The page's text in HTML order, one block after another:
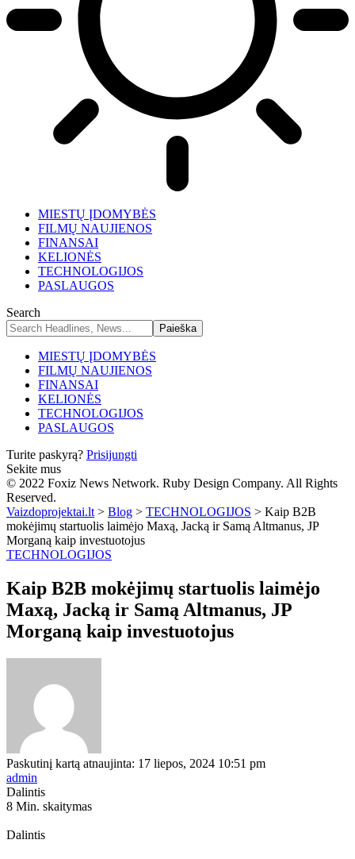
MIESTŲ ĮDOMYBĖS
FILMŲ NAUJIENOS
FINANSAI
KELIONĖS
TECHNOLOGIJOS
PASLAUGOS
Search
MIESTŲ ĮDOMYBĖS
FILMŲ NAUJIENOS
FINANSAI
KELIONĖS
TECHNOLOGIJOS
PASLAUGOS
Turite paskyrą? Prisijungti
Sekite mus
© 2022 Foxiz News Network. Ruby Design Company. All Rights
Reserved.
Vaizdoprojektai.lt > Blog > TECHNOLOGIJOS > Kaip B2B
mokėjimų startuolis laimėjo Maxą, Jacką ir Samą Altmanus, JP
Morganą kaip investuotojus
TECHNOLOGIJOS
Kaip B2B mokėjimų startuolis laimėjo
Maxą, Jacką ir Samą Altmanus, JP
Morganą kaip investuotojus
Paskutinį kartą atnaujinta: 17 liepos, 2024 10:51 pm
admin
Dalintis
8 Min. skaitymas
Dalintis